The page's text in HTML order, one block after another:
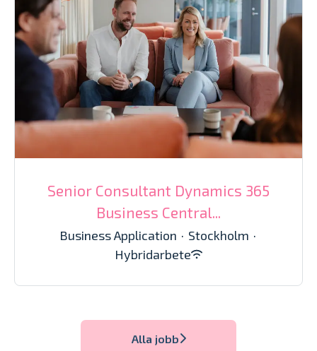
Senior Consultant Dynamics 365
Business Central...
Business Application · Stockholm ·
Hybridarbete
Alla jobb